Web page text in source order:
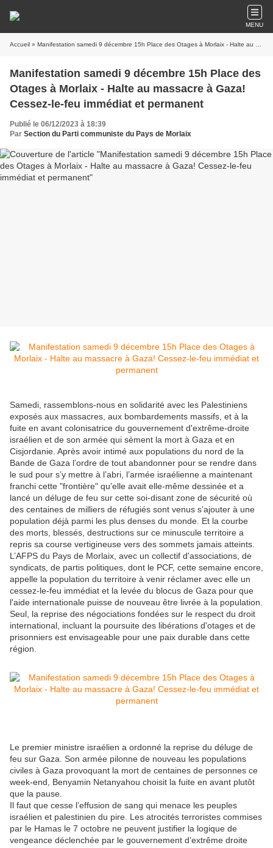
MENU
Accueil » Manifestation samedi 9 décembre 15h Place des Otages à Morlaix - Halte au massacre à Gaza! Cessez-le-feu immédiat et permanent
Manifestation samedi 9 décembre 15h Place des
Otages à Morlaix - Halte au massacre à Gaza!
Cessez-le-feu immédiat et permanent
Publié le 06/12/2023 à 18:39
Par Section du Parti communiste du Pays de Morlaix
Samedi, rassemblons-nous en solidarité avec les Palestiniens
exposés aux massacres, aux bombardements massifs, et à la
fuite en avant colonisatrice du gouvernement d'extrême-droite
israélien et de son armée qui sèment la mort à Gaza et en
Cisjordanie. Après avoir intimé aux populations du nord de la
Bande de Gaza l’ordre de tout abandonner pour se rendre dans
le sud pour s’y mettre à l’abri, l’armée israélienne a maintenant
franchi cette "frontière" qu’elle avait elle-même dessinée et a
lancé un déluge de feu sur cette soi-disant zone de sécurité où
des centaines de milliers de réfugiés sont venus s’ajouter à une
population déjà parmi les plus denses du monde. Et la courbe
des morts, blessés, destructions sur ce minuscule territoire a
repris sa course vertigineuse vers des sommets jamais atteints.
L’AFPS du Pays de Morlaix, avec un collectif d'associations, de
syndicats, de partis politiques, dont le PCF, cette semaine encore,
appelle la population du territoire à venir réclamer avec elle un
cessez-le-feu immédiat et la levée du blocus de Gaza pour que
l'aide internationale puisse de nouveau être livrée à la population.
Seul, la reprise des négociations fondées sur le respect du droit
international, incluant la poursuite des libérations d'otages et de
prisonniers est envisageable pour une paix durable dans cette
région.
Le premier ministre israélien a ordonné la reprise du déluge de
feu sur Gaza. Son armée pilonne de nouveau les populations
civiles à Gaza provoquant la mort de centaines de personnes ce
week-end, Benyamin Netanyahou choisit la fuite en avant plutôt
que la pause.
Il faut que cesse l’effusion de sang qui menace les peuples
israélien et palestinien du pire. Les atrocités terroristes commises
par le Hamas le 7 octobre ne peuvent justifier la logique de
vengeance déclenchée par le gouvernement d’extrême droite